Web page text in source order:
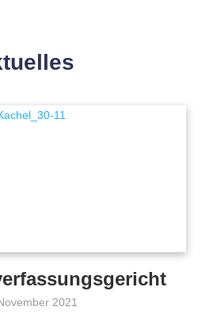
2021